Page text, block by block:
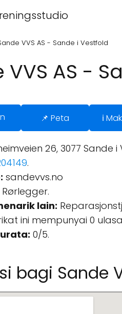
VVS AS - Sande i Vestfold
VVS AS -
📌 Peta ℹ️
26, 3077 Sande
.
sandevvs.no
Rørlegger.
lain:
ini mempunyai 0
0/5.
bagi Sande